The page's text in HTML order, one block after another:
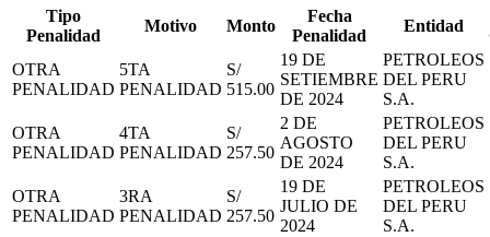
Tipo
Penalidad
Motivo Monto
Fecha
Penalidad
Entidad
OTRA
PENALIDAD
5TA
PENALIDAD
S/
515.00
19 DE
SETIEMBRE
DE 2024
PETROLEOS
DEL PERU
S.A.
OTRA
PENALIDAD
4TA
PENALIDAD
S/
257.50
2 DE
AGOSTO
DE 2024
PETROLEOS
DEL PERU
S.A.
OTRA
PENALIDAD
3RA
PENALIDAD
S/
257.50
19 DE
JULIO DE
2024
PETROLEOS
DEL PERU
S.A.